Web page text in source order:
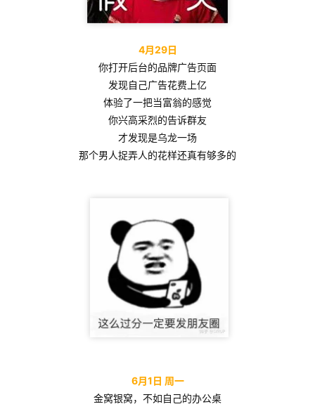
4月29日
你打开后台的品牌广告页面
发现自己广告花费上亿
体验了一把当富翁的感觉
你兴高采烈的告诉群友
才发现是乌龙一场
那个男人捉弄人的花样还真有够多的
6月1日 周一
金窝银窝，不如自己的办公桌